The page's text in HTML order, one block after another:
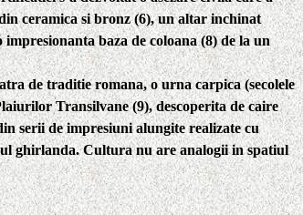
ceramica si bronz (6), un altar inchinat
baza de coloana (8) de la un
de traditie romana, o urna carpica (secolele
Transilvane (9), descoperita de caire
serii de impresiuni alungite realizate cu
ghirlanda. Cultura nu are analogii in spatiul